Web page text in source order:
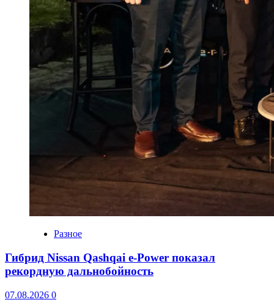
Разное
Гибрид Nissan Qashqai e-Power показал
рекордную дальнобойность
07.08.2026 0